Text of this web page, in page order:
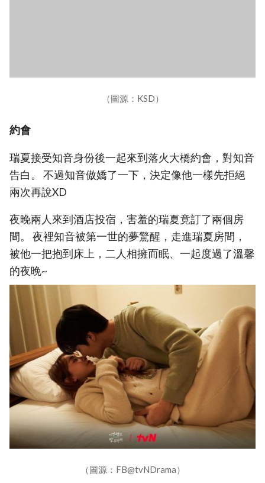
（圖源：KSD）
約會
瑞夏接受知音身份後一起來到落火大橋約會，對知音
告白。 不過知音傲嬌了一下，決定像他一樣先拒絕
兩次再說XD
夜晚兩人來到酒店投宿，害羞的瑞夏竟訂了兩個房
間。 夜裡知音被第一世的夢驚醒，走進瑞夏房間，
被他一把抱到床上，二人相擁而眠、一起度過了溫馨
的夜晚~
（圖源：FB@tvNDrama）